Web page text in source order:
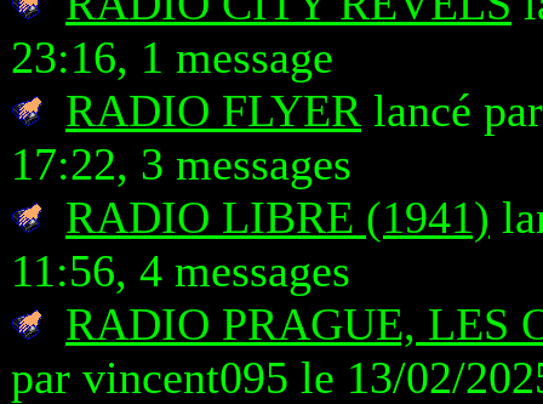
23:16, 1 message
RADIO FLYER lancé
17:22, 3 messages
RADIO LIBRE (1941)
11:56, 4 messages
RADIO PRAGUE, LES
par vincent095 le 13/02/